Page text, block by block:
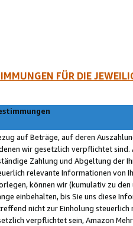
FÜR DIE
auf Beträge, auf deren
wir gesetzlich verpflichtet
Zahlung und Abgeltung der
relevante Informationen von
können wir (kumulativ zu
einbehalten, bis Sie uns diese
nicht zur Einholung
verpflichtet sein, Amazon